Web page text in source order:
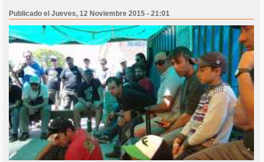
Publicado el Jueves, 12 Noviembre 2015 - 21:01